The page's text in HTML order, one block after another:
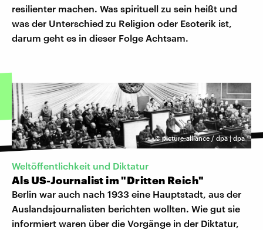
resilienter machen. Was spirituell zu sein heißt und
was der Unterschied zu Religion oder Esoterik ist,
darum geht es in dieser Folge Achtsam.
©picture-alliance / dpa | dpa
Weltöffentlichkeit und Diktatur
Als US-Journalist im "Dritten Reich"
Berlin war auch nach 1933 eine Hauptstadt, aus der
Auslandsjournalisten berichten wollten. Wie gut sie
informiert waren über die Vorgänge in der Diktatur,